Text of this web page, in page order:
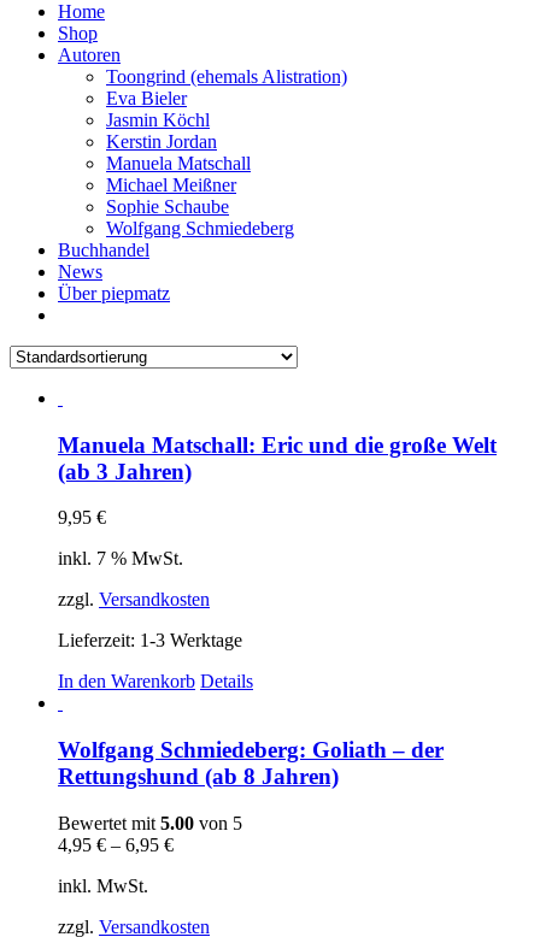
Home
Shop
Autoren
Toongrind (ehemals Alistration)
Eva Bieler
Jasmin Köchl
Kerstin Jordan
Manuela Matschall
Michael Meißner
Sophie Schaube
Wolfgang Schmiedeberg
Buchhandel
News
Über piepmatz
Manuela Matschall: Eric und die große Welt
(ab 3 Jahren)
9,95 €
inkl. 7 % MwSt.
zzgl. Versandkosten
Lieferzeit: 1-3 Werktage
In den Warenkorb Details
Wolfgang Schmiedeberg: Goliath – der
Rettungshund (ab 8 Jahren)
Bewertet mit 5.00 von 5
4,95 € – 6,95 €
inkl. MwSt.
zzgl. Versandkosten